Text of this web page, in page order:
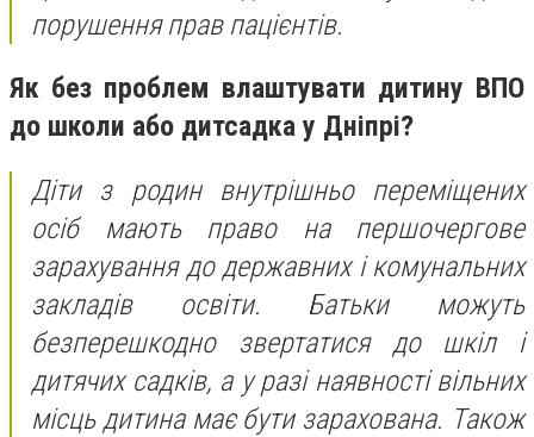
порушення прав пацієнтів.
Як без проблем влаштувати дитину ВПО
до школи або дитсадка у Дніпрі?
Діти з родин внутрішньо переміщених
осіб мають право на першочергове
зарахування до державних і комунальних
закладів освіти. Батьки можуть
безперешкодно звертатися до шкіл і
дитячих садків, а у разі наявності вільних
місць дитина має бути зарахована. Також